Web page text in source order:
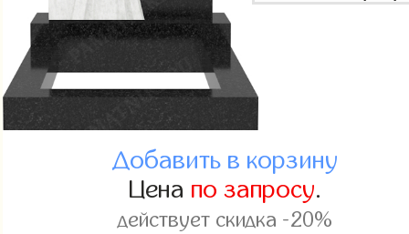
Добавить в корзину
Цена по запросу.
действует скидка -20%